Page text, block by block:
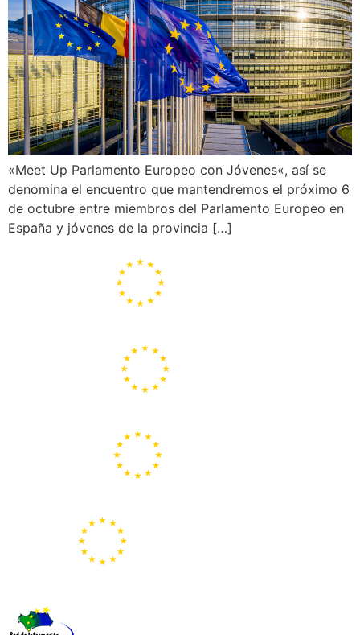
«Meet Up Parlamento Europeo con Jóvenes«, así se
denomina el encuentro que mantendremos el próximo 6
de octubre entre miembros del Parlamento Europeo en
España y jóvenes de la provincia […]